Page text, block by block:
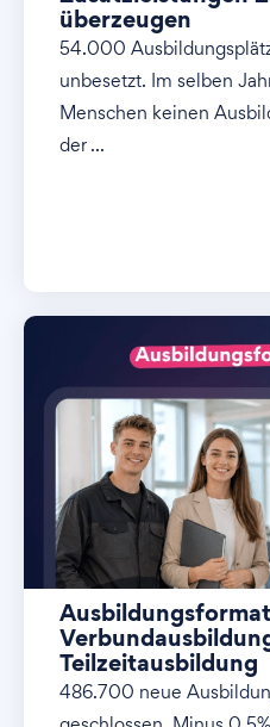
überzeugen
54.000
unbesetzt. Im selben
Menschen keinen
der ...
Teilzeitausbildung
486.700 neue